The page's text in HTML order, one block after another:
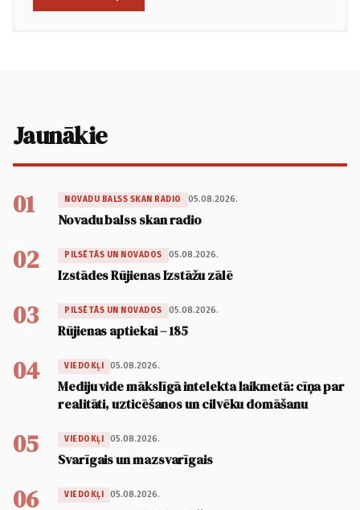
Jaunākie
01 NOVADU BALSS SKAN RADIO 05.08.2026.
Novadu balss skan radio
02 PILSĒTĀS UN NOVADOS 05.08.2026.
Izstādes Rūjienas Izstāžu zālē
03 PILSĒTĀS UN NOVADOS 05.08.2026.
Rūjienas aptiekai – 185
04 VIEDOKĻI 05.08.2026.
Mediju vide mākslīgā intelekta laikmetā: cīņa par
realitāti, uzticēšanos un cilvēku domāšanu
05 VIEDOKĻI 05.08.2026.
Svarīgais un mazsvarīgais
06 VIEDOKĻI 05.08.2026.